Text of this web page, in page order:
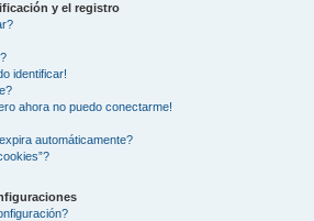
y el registro
identificar!
ahora no puedo conectarme!
automáticamente?